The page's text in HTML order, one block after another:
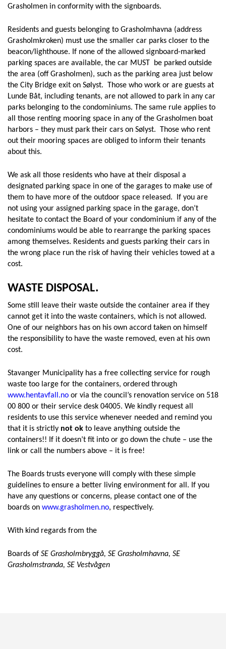
Grasholmen in conformity with the signboards.
Residents and guests belonging to Grasholmhavna (address
Grasholmkroken) must use the smaller car parks closer to the
beacon/lighthouse. If none of the allowed signboard-marked
parking spaces are available, the car MUST be parked outside
the area (off Grasholmen), such as the parking area just below
the City Bridge exit on Sølyst. Those who work or are guests at
Lunde Båt, including tenants, are not allowed to park in any car
parks belonging to the condominiums. The same rule applies to
all those renting mooring space in any of the Grasholmen boat
harbors – they must park their cars on Sølyst. Those who rent
out their mooring spaces are obliged to inform their tenants
about this.
We ask all those residents who have at their disposal a
designated parking space in one of the garages to make use of
them to have more of the outdoor space released. If you are
not using your assigned parking space in the garage, don’t
hesitate to contact the Board of your condominium if any of the
condominiums would be able to rearrange the parking spaces
among themselves. Residents and guests parking their cars in
the wrong place run the risk of having their vehicles towed at a
cost.
WASTE DISPOSAL.
Some still leave their waste outside the container area if they
cannot get it into the waste containers, which is not allowed.
One of our neighbors has on his own accord taken on himself
the responsibility to have the waste removed, even at his own
cost.
Stavanger Municipality has a free collecting service for rough
waste too large for the containers, ordered through
www.hentavfall.no or via the council’s renovation service on 518
00 800 or their service desk 04005. We kindly request all
residents to use this service whenever needed and remind you
that it is strictly not ok to leave anything outside the
containers!! If it doesn’t fit into or go down the chute – use the
link or call the numbers above – it is free!
The Boards trusts everyone will comply with these simple
guidelines to ensure a better living environment for all. If you
have any questions or concerns, please contact one of the
boards on www.grasholmen.no, respectively.
With kind regards from the
Boards of SE Grasholmbryggå, SE Grasholmhavna, SE
Grasholmstranda, SE Vestvågen